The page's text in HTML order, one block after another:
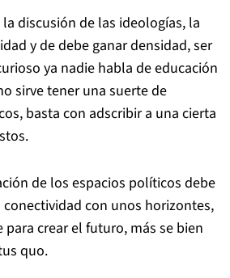
discusión de las ideologías, la
y de debe ganar densidad, ser
ya nadie habla de educación
sirve tener una suerte de
basta con adscribir a una cierta
de los espacios políticos debe
con unos horizontes,
crear el futuro, más se bien
quo.